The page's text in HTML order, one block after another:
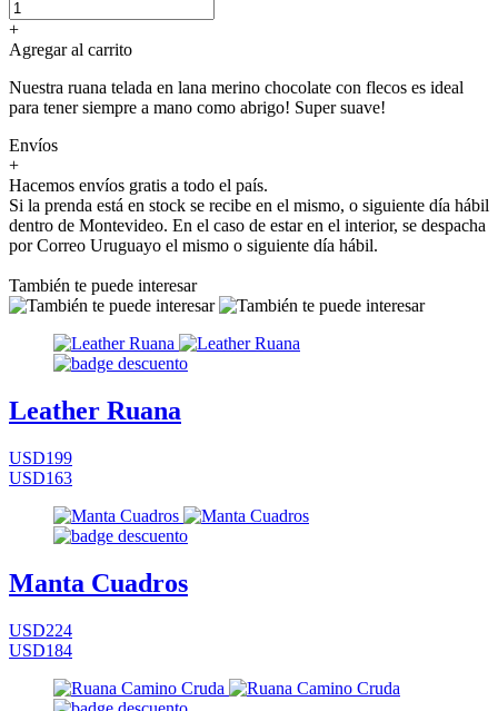
+
Agregar al carrito
Nuestra ruana telada en lana merino chocolate con flecos es ideal
para tener siempre a mano como abrigo! Super suave!
Envíos
+
Hacemos envíos gratis a todo el país.
Si la prenda está en stock se recibe en el mismo, o siguiente día hábil
dentro de Montevideo. En el caso de estar en el interior, se despacha
por Correo Uruguayo el mismo o siguiente día hábil.
También te puede interesar
Leather Ruana
USD199
USD163
Manta Cuadros
USD224
USD184